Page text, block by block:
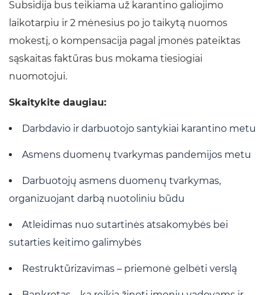
Subsidija bus teikiama už karantino galiojimo
laikotarpiu ir 2 mėnesius po jo taikytą nuomos
mokestį, o kompensacija pagal įmonės pateiktas
sąskaitas faktūras bus mokama tiesiogiai
nuomotojui.
Skaitykite daugiau:
Darbdavio ir darbuotojo santykiai karantino metu
Asmens duomenų tvarkymas pandemijos metu
Darbuotojų asmens duomenų tvarkymas,
organizuojant darbą nuotoliniu būdu
Atleidimas nuo sutartinės atsakomybės bei
sutarties keitimo galimybės
Restruktūrizavimas – priemonė gelbėti verslą